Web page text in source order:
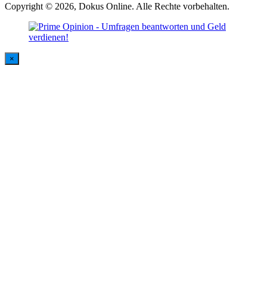
Copyright © 2026, Dokus Online. Alle Rechte vorbehalten.
×